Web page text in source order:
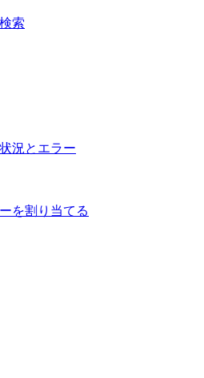
索
況とエラー
を割り当てる